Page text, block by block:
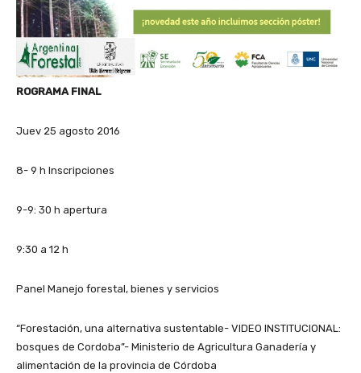
ROGRAMA FINAL
Juev 25 agosto 2016
8- 9 h Inscripciones
9-9: 30 h apertura
9:30 a 12 h
Panel Manejo forestal, bienes y servicios
“Forestación, una alternativa sustentable- VIDEO INSTITUCIONAL:
bosques de Cordoba”- Ministerio de Agricultura Ganadería y
alimentación de la provincia de Córdoba